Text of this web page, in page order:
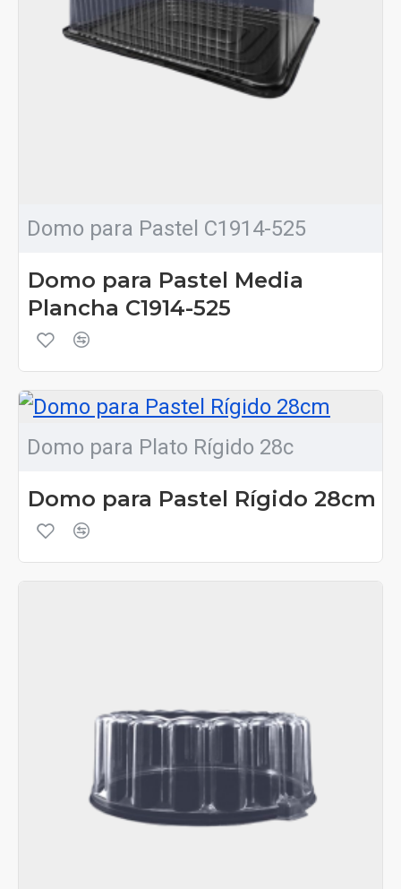
Domo para Pastel C1914-525
Domo para Pastel Media
Plancha C1914-525
Domo para Plato Rígido 28c
Domo para Pastel Rígido 28cm